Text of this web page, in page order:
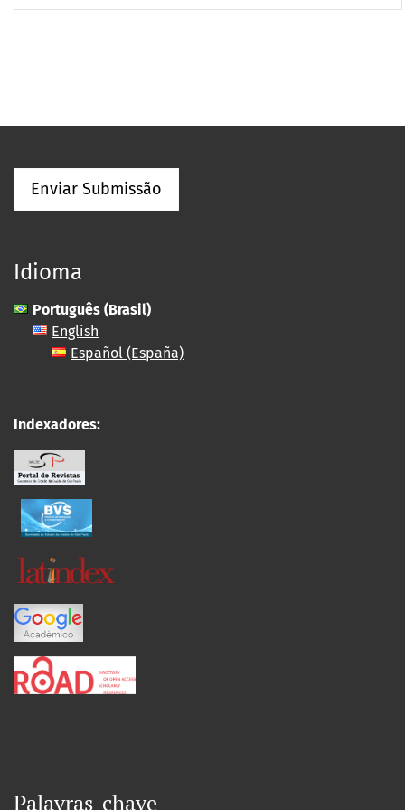
Enviar Submissão
Idioma
Português (Brasil)
English
Español (España)
Indexadores:
Palavras-chave